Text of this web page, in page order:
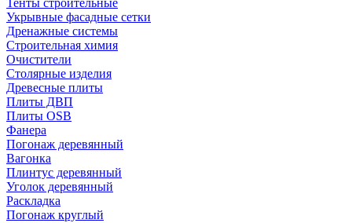
Тенты строительные
Укрывные фасадные сетки
Дренажные системы
Строительная химия
Очистители
Столярные изделия
Древесные плиты
Плиты ДВП
Плиты OSB
Фанера
Погонаж деревянный
Вагонка
Плинтус деревянный
Уголок деревянный
Раскладка
Погонаж круглый